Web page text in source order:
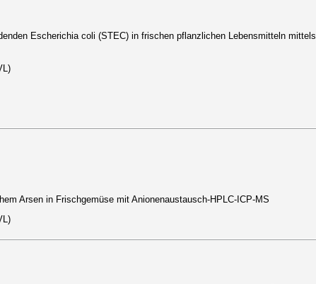
Escherichia coli (STEC) in frischen pflanzlichen Lebensmitteln mittels
Arsen in Frischgemüse mit Anionenaustausch-HPLC-ICP-MS